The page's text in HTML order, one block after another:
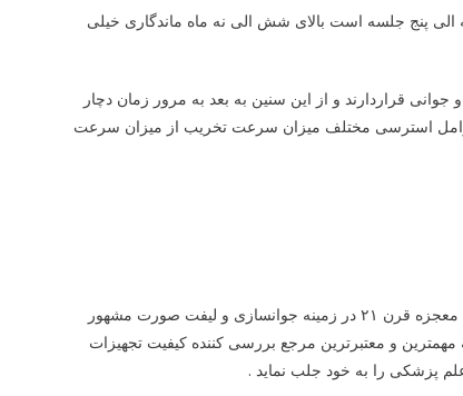
الی پنج جلسه است بالای شش الی نه ماه ماندگاری خیلی
در بهترین شرایط سلامت و جوانی قراردارند و از این سنین به بعد به مرور زمان دچار
استرسی مختلف میزان سرعت تخریب از میزان سرعت
پیشرفته ترین دستگاه روز دنیا در زمینه لیزرهای جوانساز است و به معجزه قرن ۲۱ در زمینه جوانسازی و لیفت صورت مشهور
غذا و داروی امریکا که مهمترین و معتبرترین مرجع بررسی کننده کیفیت تجهیزات
پزشکی را به خود جلب نماید .